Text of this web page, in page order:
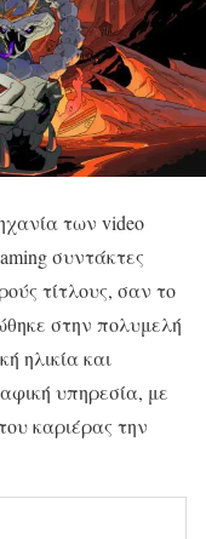
των video
συντάκτες
τίτλους, σαν το
στην πολυμελή
ηλικία και
υπηρεσία, με
καριέρας την